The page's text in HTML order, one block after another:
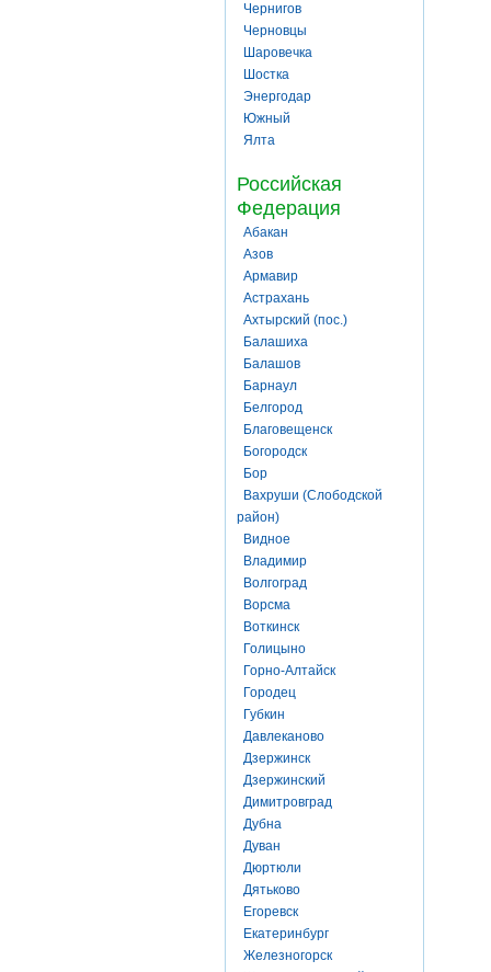
Чернигов
Черновцы
Шаровечка
Шостка
Энергодар
Южный
Ялта
Российская
Федерация
Абакан
Азов
Армавир
Астрахань
Ахтырский (пос.)
Балашиха
Балашов
Барнаул
Белгород
Благовещенск
Богородск
Бор
Вахруши (Слободской
район)
Видное
Владимир
Волгоград
Ворсма
Воткинск
Голицыно
Горно-Алтайск
Городец
Губкин
Давлеканово
Дзержинск
Дзержинский
Димитровград
Дубна
Дуван
Дюртюли
Дятьково
Егоревск
Екатеринбург
Железногорск